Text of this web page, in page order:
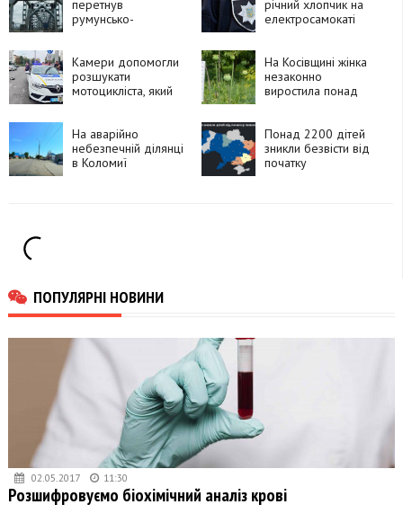
перетнув
румунсько-
річний хлопчик на
електросамокаті
Камери допомогли
розшукати
мотоцикліста, який
На Косівщині жінка
незаконно
виростила понад
На аварійно
небезпечній ділянці
в Коломиї
Понад 2200 дітей
зникли безвісти від
початку
ПОПУЛЯРНІ НОВИНИ
02.05.2017 11:30
Розшифровуємо біохімічний аналіз крові